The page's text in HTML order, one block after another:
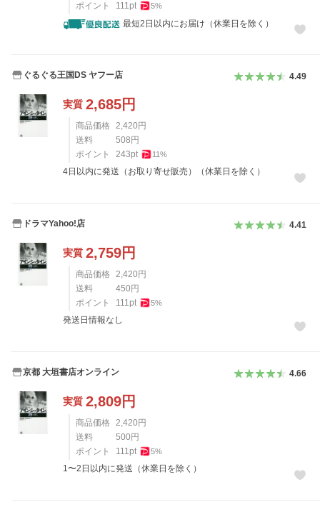
ポイント
111pt 5%
最短2日以内にお届け（休業日を除く）
ぐるぐる王国DS ヤフー店 4.49
実質 2,685円
商品価格 2,420 円
送料
508 円
ポイント
243pt 11%
4日以内に発送（お取り寄せ販売）（休業日を除く）
ドラマYahoo!店 4.41
実質 2,759円
商品価格 2,420 円
送料
450 円
ポイント
111pt 5%
発送日情報なし
京都 大垣書店オンライン 4.66
実質 2,809円
商品価格 2,420 円
送料
500 円
ポイント
111pt 5%
1〜2日以内に発送（休業日を除く）